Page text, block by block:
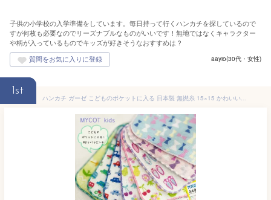
子供の小学校の入学準備をしています。毎日持って行くハンカチを探しているので
すが何枚も必要なのでリーズナブルなものがいいです！無地ではなくキャラクター
や柄が入っているものでキッズが好きそうなおすすめは？
aayio(30代・女性)
1st
ハンカチ ガーゼ こどものポケットに入る 日本製 無撚糸 15×15 かわいいハンカチ タオル 入園 入学 保育園 幼稚園 男の子 女の子 キッズ ベビー 綿100% 日本製 やまとさんのタオル [M便 1/10]